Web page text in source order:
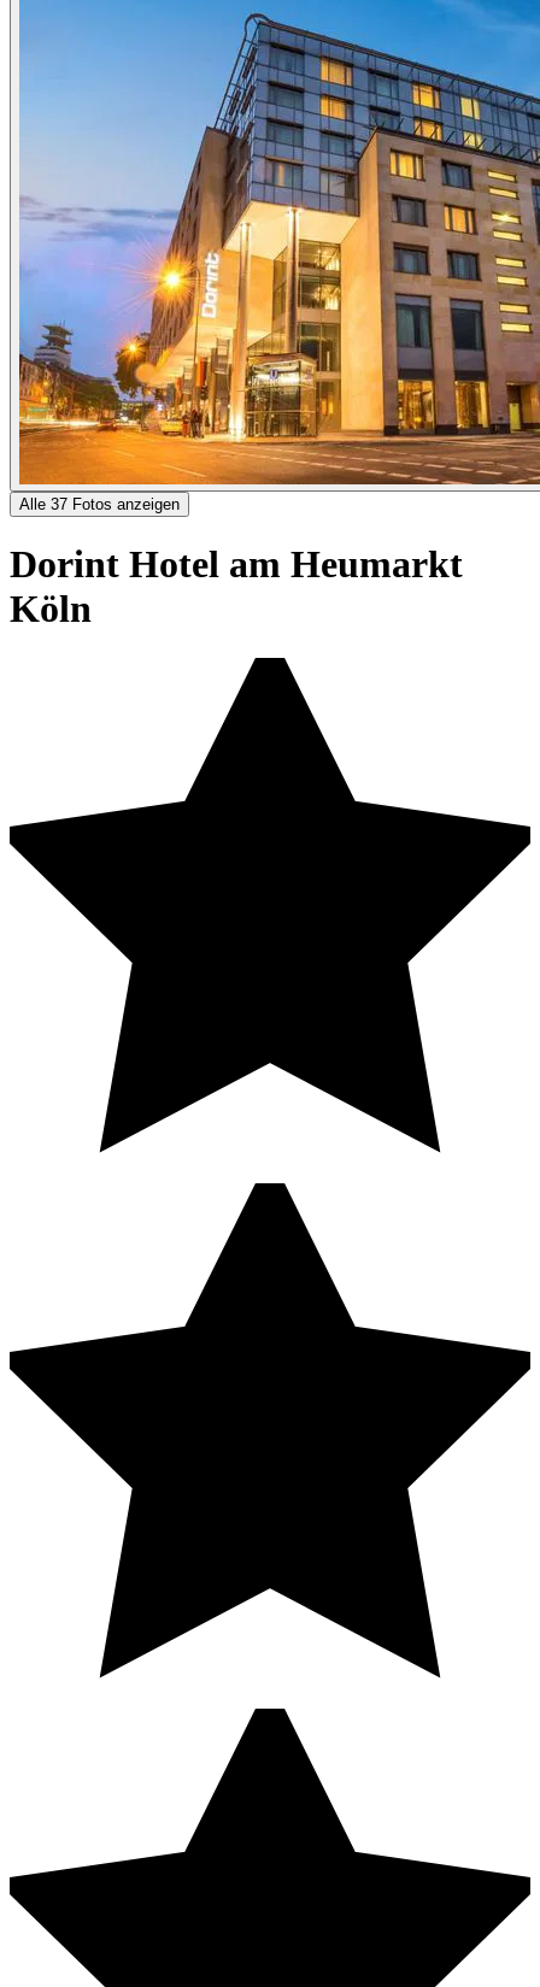
Alle 37 Fotos anzeigen
Dorint Hotel am Heumarkt
Köln